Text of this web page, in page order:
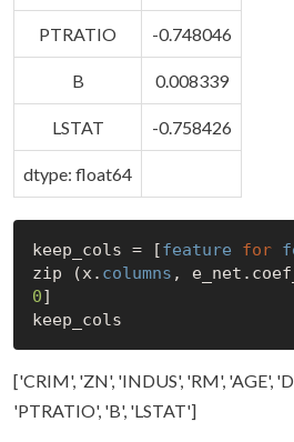
PTRATIO -0.748046
B 0.008339
LSTAT -0.758426
dtype: float64
keep_cols = [feature for
zip (x. columns ,
0]
['CRIM', 'ZN', 'INDUS', 'RM', 'AGE',
'PTRATIO', 'B', 'LSTAT']